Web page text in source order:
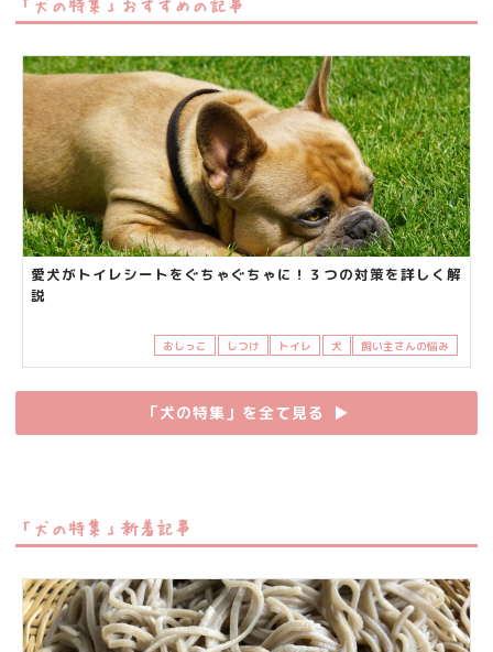
「犬の特集」おすすめの記事
愛犬がトイレシートをぐちゃぐちゃに！３つの対策を詳しく解
説
おしっこ しつけ トイレ 犬 飼い主さんの悩み
「犬の特集」を全て見る ▶︎
「犬の特集」新着記事